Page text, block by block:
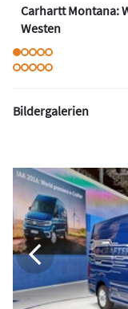
Carhartt Montana:
Westen
Bildergalerien